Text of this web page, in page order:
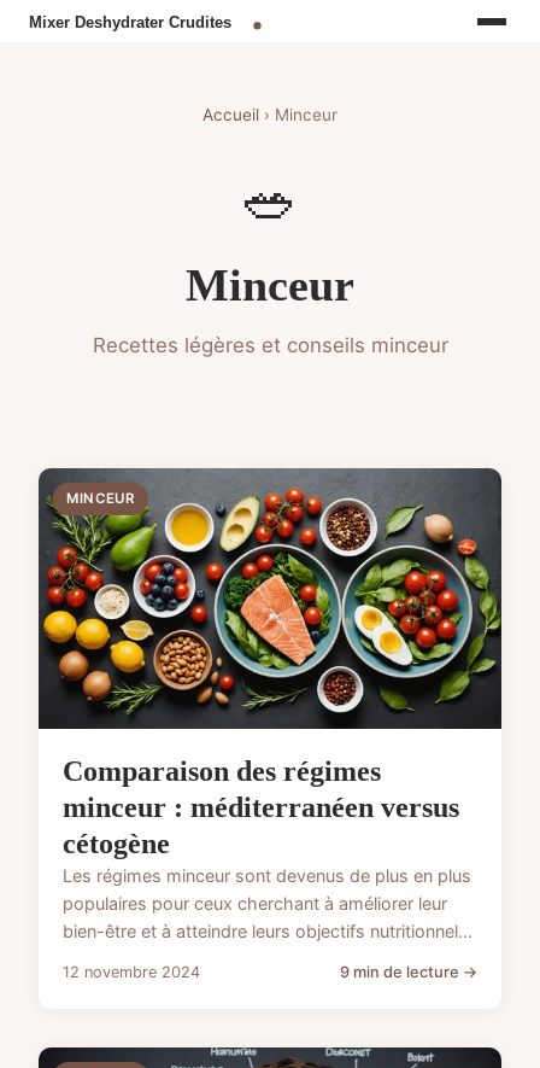
Accueil › Minceur
🥗
Minceur
Recettes légères et conseils minceur
MINCEUR
Comparaison des régimes
minceur : méditerranéen versus
cétogène
Les régimes minceur sont devenus de plus en plus
populaires pour ceux cherchant à améliorer leur
bien-être et à atteindre leurs objectifs nutritionnel...
12 novembre 2024 9 min de lecture →